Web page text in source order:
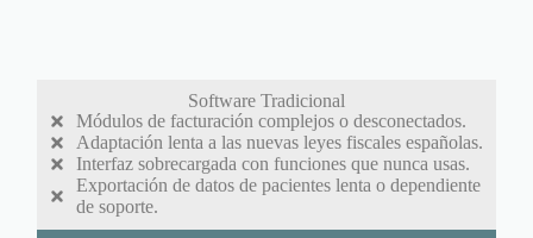
Software Tradicional
Módulos de facturación complejos o desconectados.
Adaptación lenta a las nuevas leyes fiscales españolas.
Interfaz sobrecargada con funciones que nunca usas.
Exportación de datos de pacientes lenta o dependiente
de soporte.